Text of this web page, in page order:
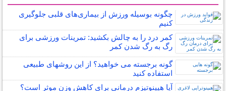
چگونه بوسیله ورزش از بیماری‌های قلبی جلوگیری
کنیم
کمر درد را به چالش بکشید: تمرینات ورزشی برای
رگ به رگ شدن کمر
گونه برجسته می خواهید؟ از این روشهای طبیعی
استفاده کنید
آیا هیپنوتیزم درمانی برای کاهش وزن موثر است؟